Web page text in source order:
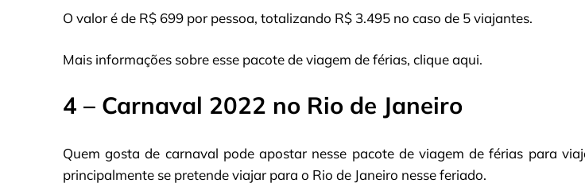
O valor é de R$ 699 por pessoa, totalizando R$ 3.495 no caso de 5 viajantes.
Mais informações sobre esse pacote de viagem de férias, clique aqui.
4 – Carnaval 2022 no Rio de Janeiro
Quem gosta de carnaval pode apostar nesse pacote de viagem de férias para
principalmente se pretende viajar para o Rio de Janeiro nesse feriado.